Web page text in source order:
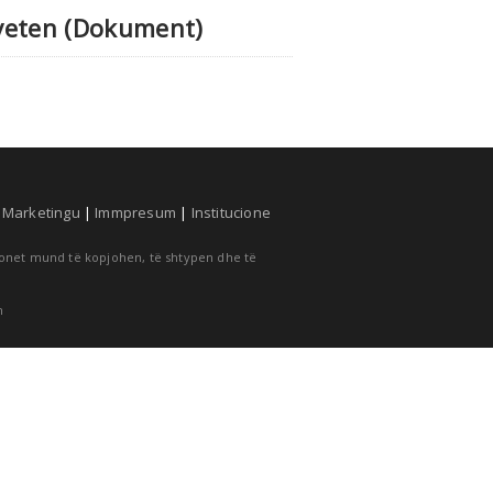
(Dokument)
Marketingu | Immpresum | Institucione
mund të kopjohen, të shtypen dhe të